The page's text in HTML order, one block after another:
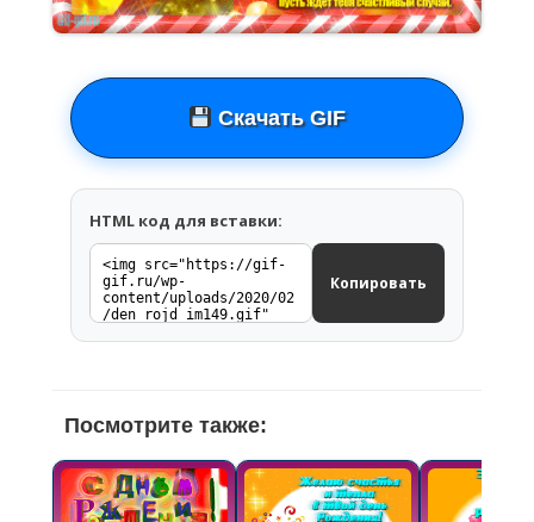
Скачать GIF
HTML код для вставки:
Копировать
Посмотрите также: